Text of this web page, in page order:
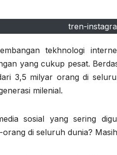
tren-
tekhnologi
yang cukup pesat.
3,5 milyar orang di
milenial.
sosial yang sering
di seluruh dunia?